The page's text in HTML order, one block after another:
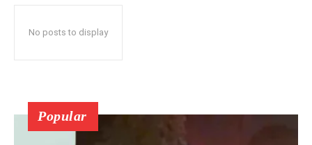
No posts to display
Popular